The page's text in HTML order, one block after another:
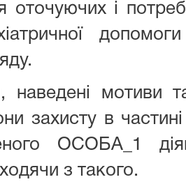
оточуючих і
наведені мотиви
захисту в
ОСОБА_1
з такого.